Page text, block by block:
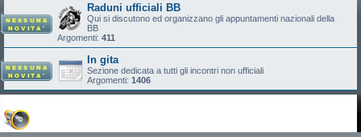
Raduni ufficiali BB
Qui si discutono ed organizzano gli appuntamenti nazionali della
BB
Argomenti: 411
In gita
Sezione dedicata a tutti gli incontri non ufficiali
Argomenti: 1406